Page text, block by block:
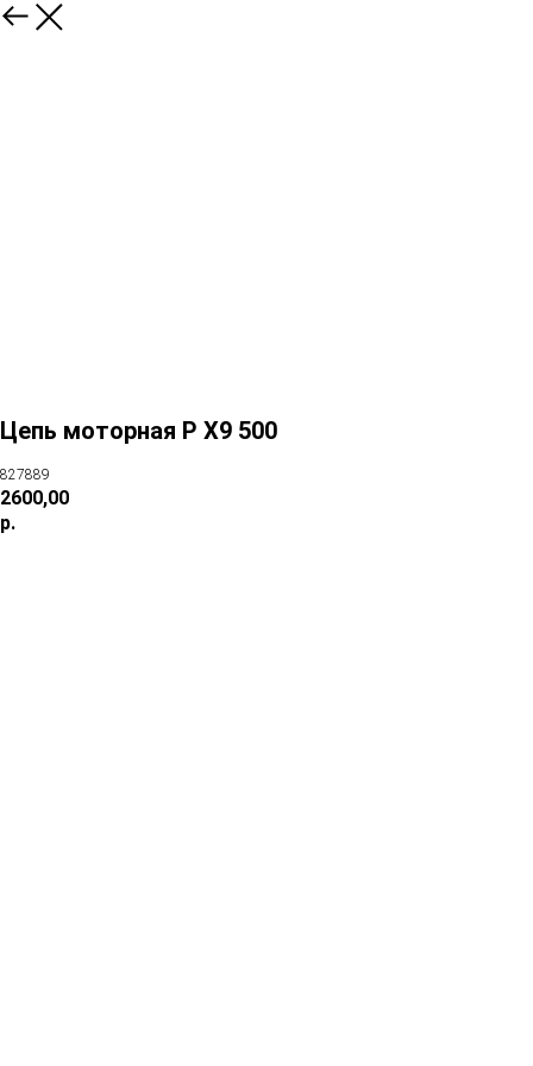
Цепь моторная P X9 500
827889
2600,00
р.